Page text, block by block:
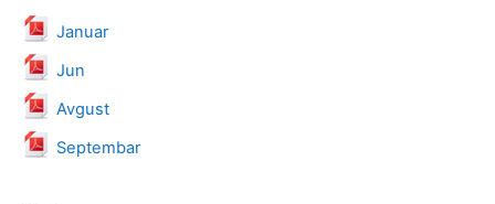
Januar
Datoteka
Jun
Datoteka
Avgust
Datoteka
Septembar
Datoteka